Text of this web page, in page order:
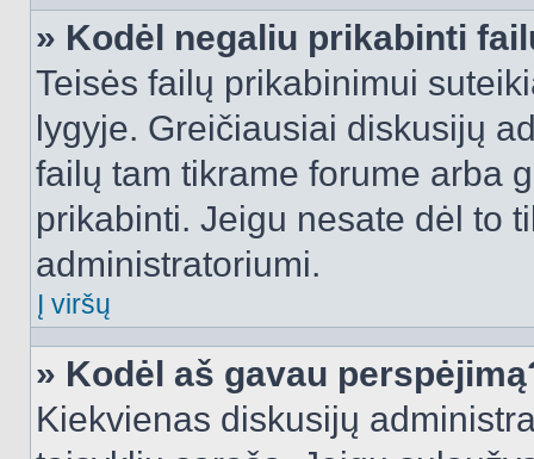
» Kodėl negaliu prikabinti
Teisės failų prikabinimui
lygyje. Greičiausiai diskusijų
failų tam tikrame forume arba
prikabinti. Jeigu nesate dėl to
administratoriumi.
Į viršų
» Kodėl aš gavau
Kiekvienas diskusijų